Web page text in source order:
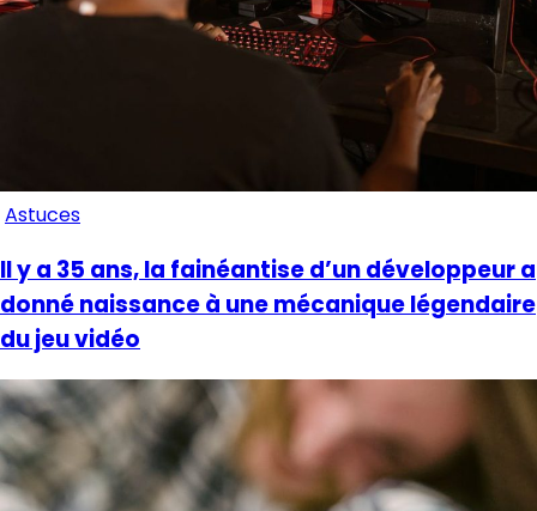
Astuces
Il y a 35 ans, la fainéantise d’un développeur a
donné naissance à une mécanique légendaire
du jeu vidéo